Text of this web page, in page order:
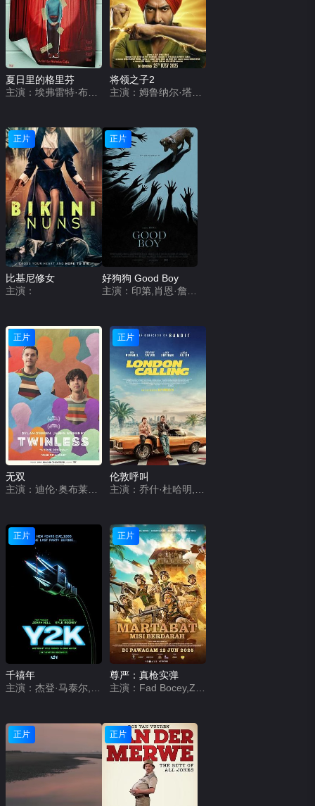
夏日里的格里芬
将领之子2
主演：姆鲁纳尔·塔库尔,阿贾耶·德乌干,桑杰·达特
正片
比基尼修女
主演：
正片
好狗狗 Good Boy
正片
无双
正片
伦敦呼叫
正片
千禧年
正片
尊严：真枪实弹
正片 正片